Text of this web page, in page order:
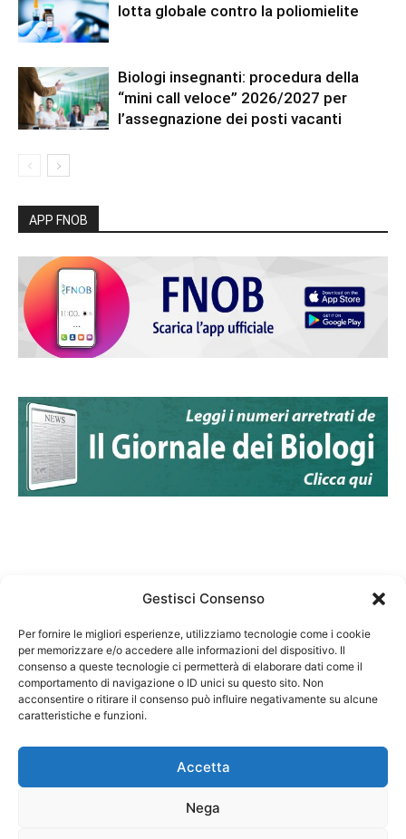
Gestisci Consenso
Per fornire le migliori esperienze, utilizziamo tecnologie come i cookie
per memorizzare e/o accedere alle informazioni del dispositivo. Il
consenso a queste tecnologie ci permetterà di elaborare dati come il
comportamento di navigazione o ID unici su questo sito. Non
acconsentire o ritirare il consenso può influire negativamente su alcune
caratteristiche e funzioni.
Accetta
Nega
lotta globale contro la poliomielite
Biologi insegnanti: procedura della
“mini call veloce” 2026/2027 per
l’assegnazione dei posti vacanti
APP FNOB
Federazione Nazionale Degli Ordini dei Biologi:
codice fiscale 80069130583
Responsabile sito internet www.fnob.it: